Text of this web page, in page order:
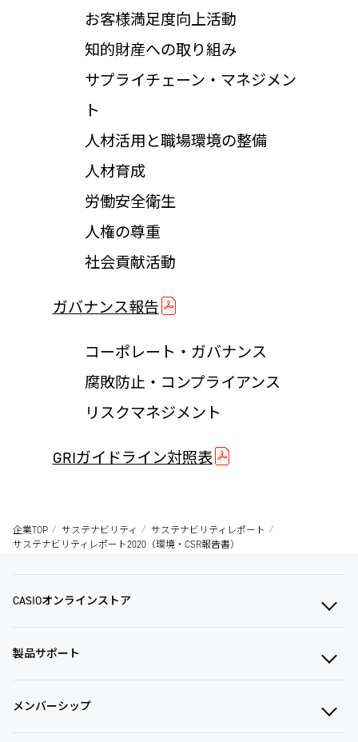
お客様満足度向上活動
知的財産への取り組み
サプライチェーン・マネジメン
ト
人材活用と職場環境の整備
人材育成
労働安全衛生
人権の尊重
社会貢献活動
ガバナンス報告
コーポレート・ガバナンス
腐敗防止・コンプライアンス
リスクマネジメント
GRIガイドライン対照表
企業TOP サステナビリティ
サステナビリティレポート
サステナビリティレポート2020（環境・CSR報告書）
CASIOオンラインストア
製品サポート
メンバーシップ